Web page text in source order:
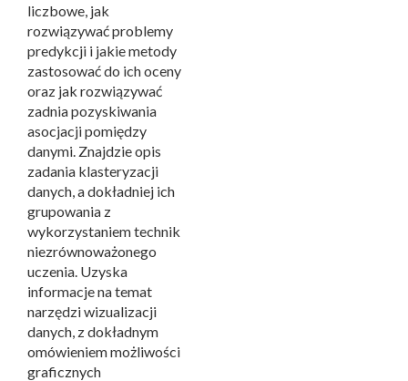
liczbowe, jak
rozwiązywać problemy
predykcji i jakie metody
zastosować do ich oceny
oraz jak rozwiązywać
zadnia pozyskiwania
asocjacji pomiędzy
danymi. Znajdzie opis
zadania klasteryzacji
danych, a dokładniej ich
grupowania z
wykorzystaniem technik
niezrównoważonego
uczenia. Uzyska
informacje na temat
narzędzi wizualizacji
danych, z dokładnym
omówieniem możliwości
graficznych